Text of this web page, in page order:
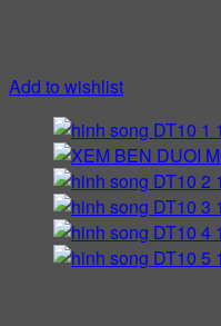
Add to wishlist